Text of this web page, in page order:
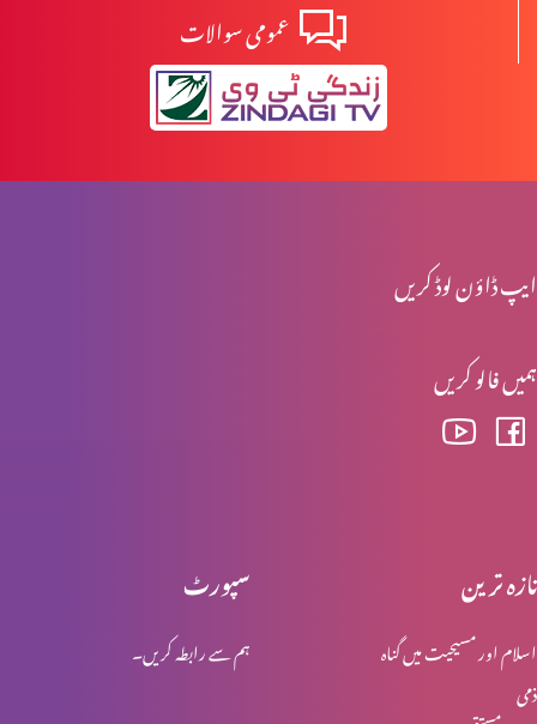
آزادی اور غلامی
عمومی سوالات
ایپ ڈاؤن لوڈ کریں
ہمیں فالو کریں
سپورٹ
ہم سے رابطہ کریں۔
تازہ ترین
اسلام اور مسیحیت میں گناہ
ذمی